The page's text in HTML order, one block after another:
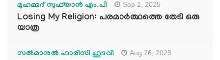
മുഹമ്മദ് സുഫ്‌യാൻ എം.പി Sep 1, 2025
Losing My Religion: പരമാർത്ഥത്തെ തേടി ഒരു
യാത്ര
സൽമാനുൽ ഫാരിസി ഹുദവി Aug 26, 2025